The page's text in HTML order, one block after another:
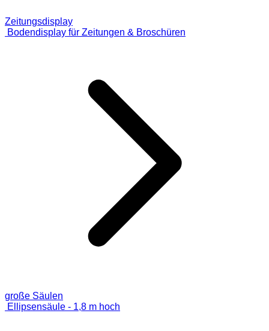
Zeitungsdisplay
Bodendisplay für Zeitungen & Broschüren
große Säulen
Ellipsensäule - 1,8 m hoch